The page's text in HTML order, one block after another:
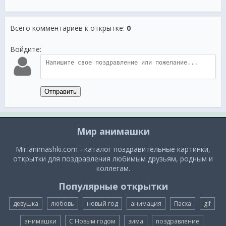
Всего комментариев к открытке: 0
Войдите:
Отправить
Мир анимашки
Mir-animashki.com - каталог поздравительные картинки,
открытки для поздравления любимым друзьям, родным и
коллегам.
Популярные открытки
девушка любовь новый год анимация Пасха gif
анимашки С Новым годом зима поздравление